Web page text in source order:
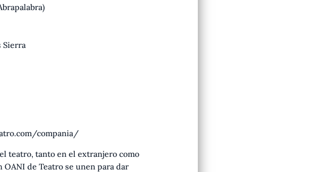
Sierra
compania/
teatro, tanto en el extranjero como
OANI de Teatro se unen para dar